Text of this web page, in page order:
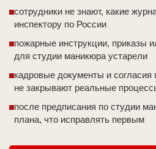
сотрудники не знают, какие
инспектору по России
пожарные инструкции, приказы
для студии маникюра устарели
кадровые документы и
не закрывают реальные
после предписания по студии
плана, что исправлять первым